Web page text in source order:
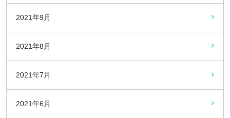
2021年9月
2021年8月
2021年7月
2021年6月